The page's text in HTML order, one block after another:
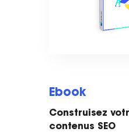
Ebook
Construisez
contenus SEO